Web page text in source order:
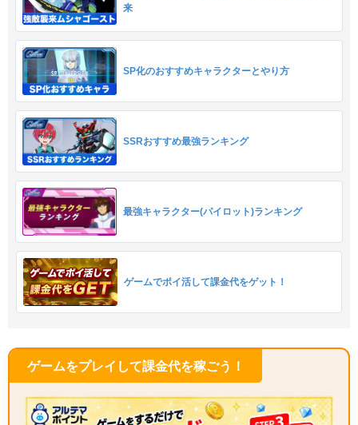
来
SP化のおすすめキャラクターとやり方
SSRおすすめ最強ランキング
最強キャラクター(パイロット)ランキング
ゲームでポイ活して課金代をゲット！
ゲームをプレイして課金代を稼ごう！